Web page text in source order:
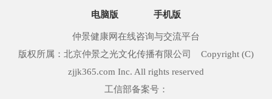
电脑版 手机版
仲景健康网在线咨询与交流平台
版权所属：北京仲景之光文化传播有限公司 Copyright (C)
zjjk365.com Inc. All rights reserved
工信部备案号：